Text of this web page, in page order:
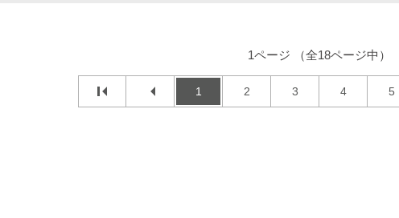
1ページ （全18ページ中）
1 2 3 4 5